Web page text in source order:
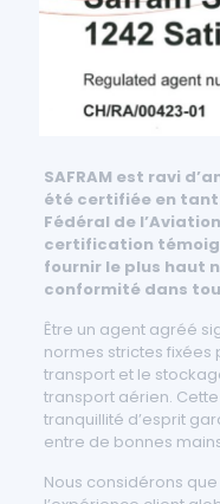
SAFRAM est ravi
été certifiée en tant
Fédéral de
certification
fournir le plus haut
conformité dans
Être un agent agréé
normes strictes fixées
transport et le
transport aérien.
tranquillité d’esprit
entre de bonnes
Nous considérons